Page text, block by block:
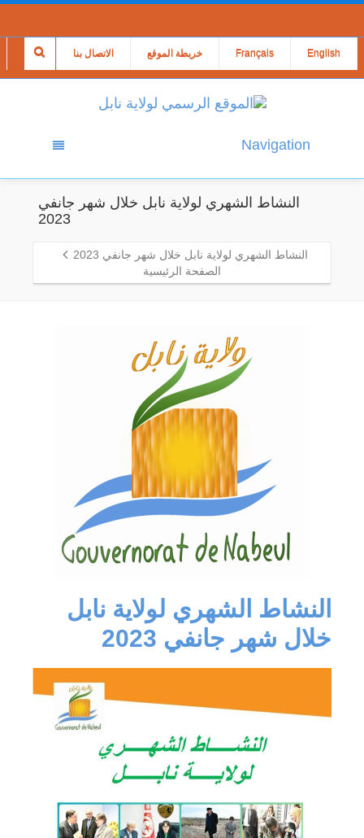
الاتصال بنا خريطة الموقع Français English
Navigation
النشاط الشهري لولاية نابل خلال شهر جانفي
2023
النشاط الشهري لولاية نابل خلال شهر جانفي 2023
الصفحة الرئيسية
النشاط الشهري لولاية نابل
خلال شهر جانفي 2023